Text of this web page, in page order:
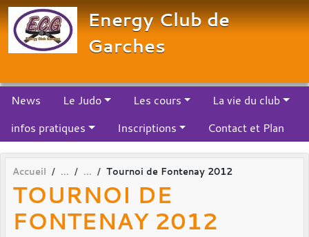
Energy Club de
Garches
News Le Judo Les cours
La vie du club
infos pratiques
Inscriptions Contact et Plan
Accueil Tournoi de Fontenay 2012
TOURNOI DE
FONTENAY 2012
Panneau de gestion des cookies